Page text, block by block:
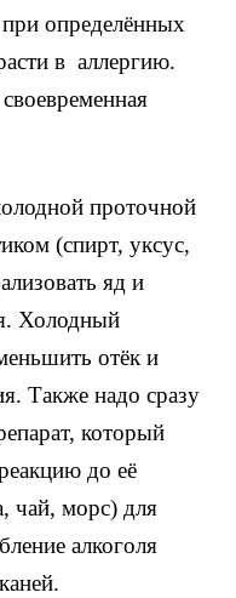
определённых
в аллергию.
проточной
(спирт, уксус,
яд и
Холодный
отёк и
Также надо сразу
который
до её
чай, морс) для
алкоголя